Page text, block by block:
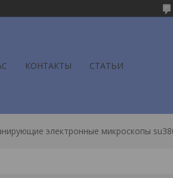
КОНТАКТЫ СТАТЬИ
электронные микроскопы